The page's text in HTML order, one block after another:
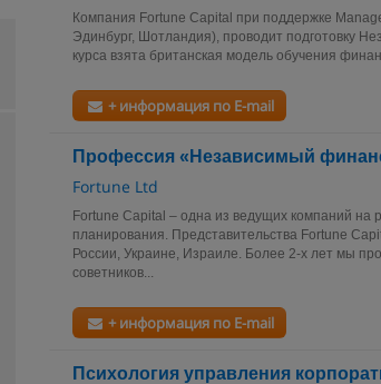
Компания Fortune Capital при поддержке
Эдинбург, Шотландия), проводит подготовку
курса взята британская модель обучения
+ информация по E-mail
Профессия «Независимый
Fortune Ltd
Fortune Capital – одна из ведущих компаний
планирования. Представительства Fortune
России, Украине, Израиле. Более 2-х лет мы
советников...
+ информация по E-mail
Психология управления